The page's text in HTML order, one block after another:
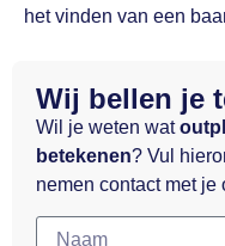
het vinden van een
Wij bellen je
Wil je weten wat
betekenen? Vul
nemen contact met je